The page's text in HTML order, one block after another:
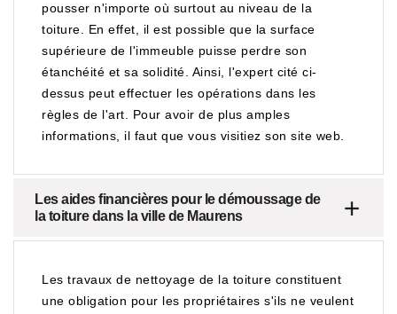
pousser n'importe où surtout au niveau de la
toiture. En effet, il est possible que la surface
supérieure de l'immeuble puisse perdre son
étanchéité et sa solidité. Ainsi, l'expert cité ci-
dessus peut effectuer les opérations dans les
règles de l'art. Pour avoir de plus amples
informations, il faut que vous visitiez son site web.
Les aides financières pour le démoussage de
la toiture dans la ville de Maurens
Les travaux de nettoyage de la toiture constituent
une obligation pour les propriétaires s'ils ne veulent